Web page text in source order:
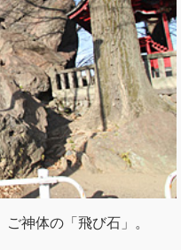
神体の「飛び石」。